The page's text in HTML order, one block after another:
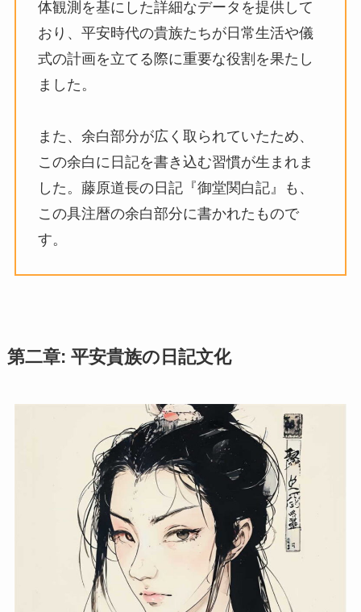
体観測を基にした詳細なデータを提供して
おり、平安時代の貴族たちが日常生活や儀
式の計画を立てる際に重要な役割を果たし
ました。
また、余白部分が広く取られていたため、
この余白に日記を書き込む習慣が生まれま
した。藤原道長の日記『御堂関白記』も、
この具注暦の余白部分に書かれたもので
す。
第二章: 平安貴族の日記文化